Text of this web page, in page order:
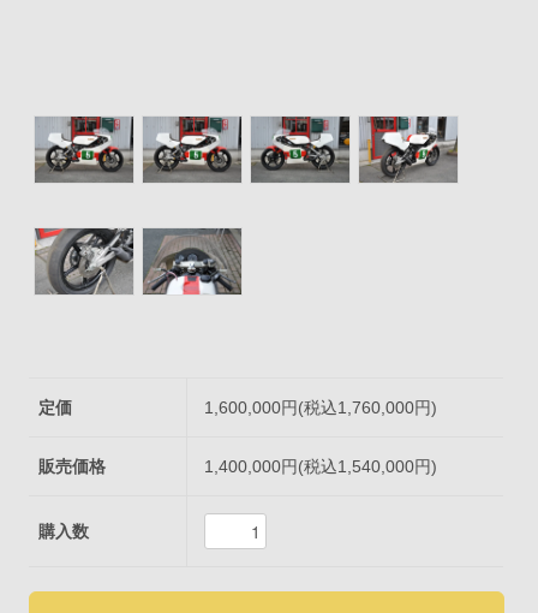
定価 1,600,000円(税込1,760,000円)
販売価格 1,400,000円(税込1,540,000円)
購入数